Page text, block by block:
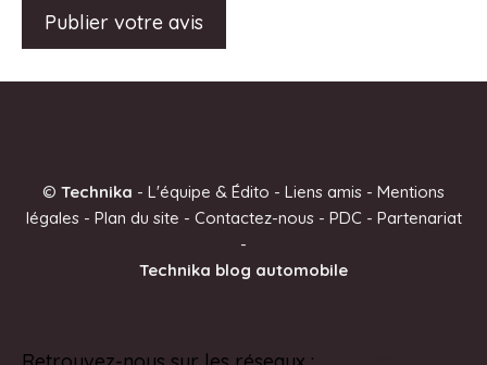
n
v
© Technika - L'équipe & Édito - Liens amis - Mentions
légales- Plan du site - Contactez-nous- PDC - Partenariat
-
Technika blog automobile